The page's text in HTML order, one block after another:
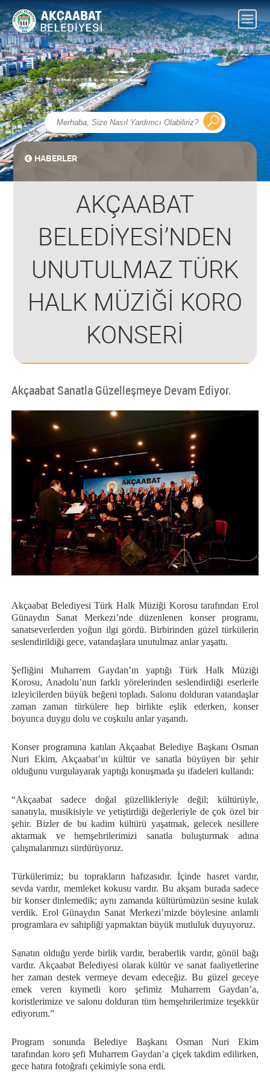
HABERLER
AKÇAABAT
BELEDİYESİ’NDEN
UNUTULMAZ TÜRK
HALK MÜZİĞİ KORO
KONSERİ
Akçaabat Sanatla Güzelleşmeye Devam Ediyor.
Akçaabat Belediyesi Türk Halk Müziği Korosu tarafından Erol
Günaydın Sanat Merkezi’nde düzenlenen konser programı,
sanatseverlerden yoğun ilgi gördü. Birbirinden güzel türkülerin
seslendirildiği gece, vatandaşlara unutulmaz anlar yaşattı.
Şefliğini Muharrem Gaydan’ın yaptığı Türk Halk Müziği
Korosu, Anadolu’nun farklı yörelerinden seslendirdiği eserlerle
izleyicilerden büyük beğeni topladı. Salonu dolduran vatandaşlar
zaman zaman türkülere hep birlikte eşlik ederken, konser
boyunca duygu dolu ve coşkulu anlar yaşandı.
Konser programına katılan Akçaabat Belediye Başkanı Osman
Nuri Ekim, Akçaabat’ın kültür ve sanatla büyüyen bir şehir
olduğunu vurgulayarak yaptığı konuşmada şu ifadeleri kullandı:
“Akçaabat sadece doğal güzellikleriyle değil; kültürüyle,
sanatıyla, musikisiyle ve yetiştirdiği değerleriyle de çok özel bir
şehir. Bizler de bu kadim kültürü yaşatmak, gelecek nesillere
aktarmak ve hemşehrilerimizi sanatla buluşturmak adına
çalışmalarımızı sürdürüyoruz.
Türkülerimiz; bu toprakların hafızasıdır. İçinde hasret vardır,
sevda vardır, memleket kokusu vardır. Bu akşam burada sadece
bir konser dinlemedik; aynı zamanda kültürümüzün sesine kulak
verdik. Erol Günaydın Sanat Merkezi’mizde böylesine anlamlı
programlara ev sahipliği yapmaktan büyük mutluluk duyuyoruz.
Sanatın olduğu yerde birlik vardır, beraberlik vardır, gönül bağı
vardır. Akçaabat Belediyesi olarak kültür ve sanat faaliyetlerine
her zaman destek vermeye devam edeceğiz. Bu güzel geceye
emek veren kıymetli koro şefimiz Muharrem Gaydan’a,
koristlerimize ve salonu dolduran tüm hemşehrilerimize teşekkür
ediyorum.”
Program sonunda Belediye Başkanı Osman Nuri Ekim
tarafından koro şefi Muharrem Gaydan’a çiçek takdim edilirken,
gece hatıra fotoğrafı çekimiyle sona erdi.